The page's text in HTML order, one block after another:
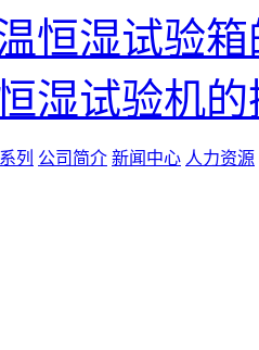
恒湿试验
湿试验机
列 公司简介 新闻中心 人力资源